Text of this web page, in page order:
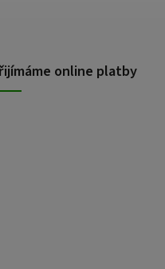
online platby